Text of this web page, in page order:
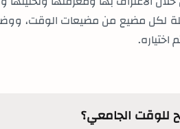
لكل مضيع من مضيعات الوقت،
اختياره.